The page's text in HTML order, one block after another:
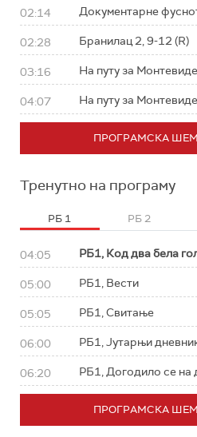
02:14 Документарне
02:28 Бранилац 2, 9-12 (R)
03:16 На путу за
04:07 На путу за
ПРОГРАМСКА
Тренутно на програму
РБ 1 РБ 2
04:05 РБ1, Код два бела
05:00 РБ1, Вести
05:05 РБ1, Свитање
06:00 РБ1, Јутарњи
06:20 РБ1, Догодило се на
ПРОГРАМСКА